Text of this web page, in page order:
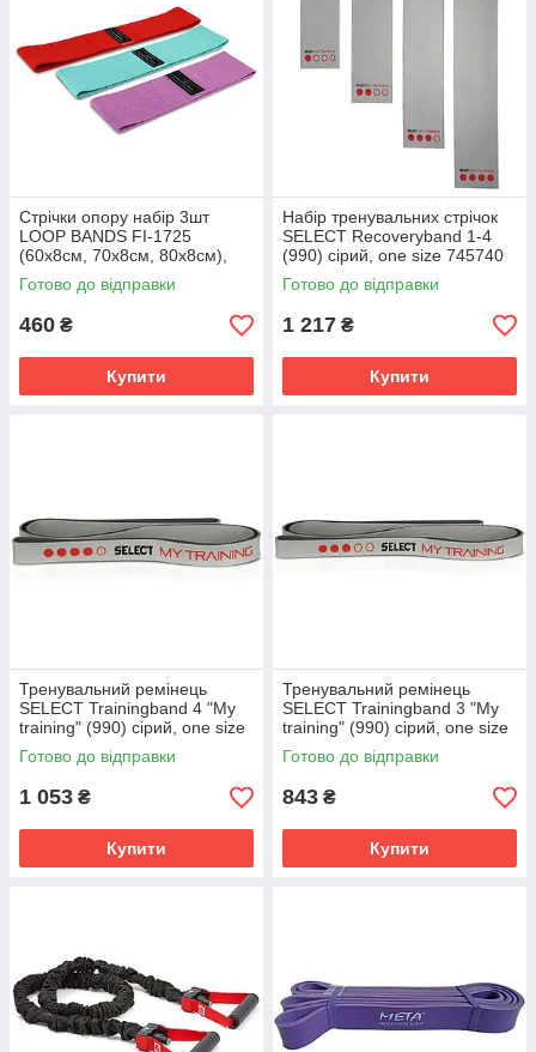
Стрічки опору набір 3шт
LOOP BANDS FI-1725
(60x8см, 70х8см, 80х8см),
Розмір (EU) - 1SIZE
Готово до відправки
460 ₴
Купити
Набір тренувальних стрічок
SELECT Recoveryband 1-4
(990) сірий, one size 745740
Готово до відправки
1 217 ₴
Купити
Тренувальний ремінець
SELECT Trainingband 4 "My
training" (990) сірий, one size
745530
Готово до відправки
1 053 ₴
Купити
Тренувальний ремінець
SELECT Trainingband 3 "My
training" (990) сірий, one size
745520
Готово до відправки
843 ₴
Купити